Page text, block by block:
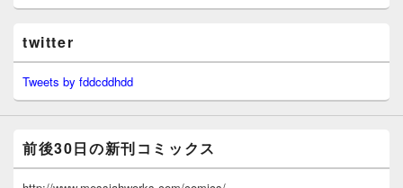
twitter
Tweets by fddcddhdd
前後30日の新刊コミックス